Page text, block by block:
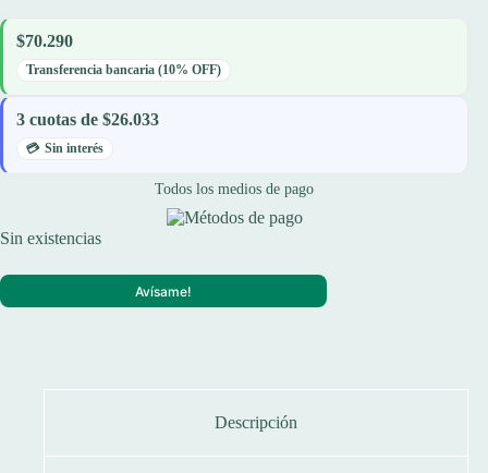
$70.290
Transferencia bancaria (10% OFF)
3 cuotas de $26.033
Sin interés
Todos los medios de pago
Sin existencias
Avísame!
Descripción